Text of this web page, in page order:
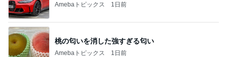
Amebaトピックス 1日前
桃の匂いを消した強すぎる匂い
Amebaトピックス 1日前